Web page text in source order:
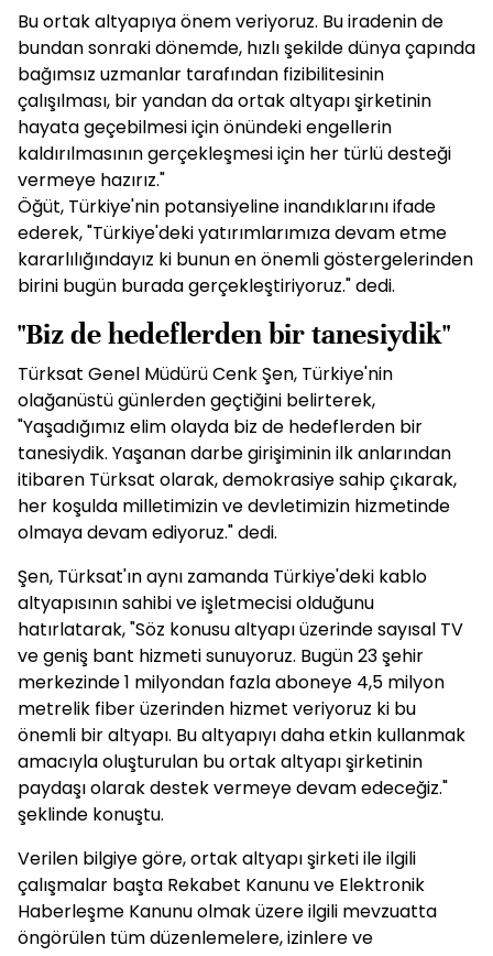
Bu ortak altyapıya önem veriyoruz. Bu iradenin de
bundan sonraki dönemde, hızlı şekilde dünya çapında
bağımsız uzmanlar tarafından fizibilitesinin
çalışılması, bir yandan da ortak altyapı şirketinin
hayata geçebilmesi için önündeki engellerin
kaldırılmasının gerçekleşmesi için her türlü desteği
vermeye hazırız."
Öğüt, Türkiye'nin potansiyeline inandıklarını ifade
ederek, "Türkiye'deki yatırımlarımıza devam etme
kararlılığındayız ki bunun en önemli göstergelerinden
birini bugün burada gerçekleştiriyoruz." dedi.
"Biz de hedeflerden bir tanesiydik"
Türksat Genel Müdürü Cenk Şen, Türkiye'nin
olağanüstü günlerden geçtiğini belirterek,
"Yaşadığımız elim olayda biz de hedeflerden bir
tanesiydik. Yaşanan darbe girişiminin ilk anlarından
itibaren Türksat olarak, demokrasiye sahip çıkarak,
her koşulda milletimizin ve devletimizin hizmetinde
olmaya devam ediyoruz." dedi.
Şen, Türksat'ın aynı zamanda Türkiye'deki kablo
altyapısının sahibi ve işletmecisi olduğunu
hatırlatarak, "Söz konusu altyapı üzerinde sayısal TV
ve geniş bant hizmeti sunuyoruz. Bugün 23 şehir
merkezinde 1 milyondan fazla aboneye 4,5 milyon
metrelik fiber üzerinden hizmet veriyoruz ki bu
önemli bir altyapı. Bu altyapıyı daha etkin kullanmak
amacıyla oluşturulan bu ortak altyapı şirketinin
paydaşı olarak destek vermeye devam edeceğiz."
şeklinde konuştu.
Verilen bilgiye göre, ortak altyapı şirketi ile ilgili
çalışmalar başta Rekabet Kanunu ve Elektronik
Haberleşme Kanunu olmak üzere ilgili mevzuatta
öngörülen tüm düzenlemelere, izinlere ve